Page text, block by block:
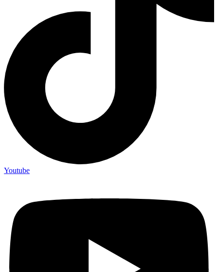
Youtube